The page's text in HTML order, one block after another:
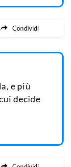
Condividi
e più
decide